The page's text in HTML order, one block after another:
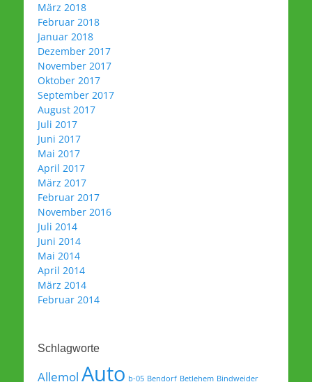
März 2018
Februar 2018
Januar 2018
Dezember 2017
November 2017
Oktober 2017
September 2017
August 2017
Juli 2017
Juni 2017
Mai 2017
April 2017
März 2017
Februar 2017
November 2016
Juli 2014
Juni 2014
Mai 2014
April 2014
März 2014
Februar 2014
Schlagworte
Allemol Auto b-05 Bendorf Betlehem Bindweider